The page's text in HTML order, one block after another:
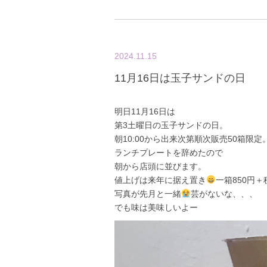
2024.11.15
11月16日は玉子サンドの日
明日11月16日は
第3土曜日の玉子サンドの日。
朝10:00から出来次第順次販売50箱限定
ランチプレートを辞めたので
朝から店頭に並びます。
値上げは来年に据え置き
一箱850円＋
写真が先月と一緒
芸がないな、、、
でも味は美味しいよー